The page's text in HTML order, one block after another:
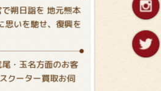
朔日詣を 地元熊本
思いを馳せ、復興を
・玉名方面のお客
クーター買取お伺